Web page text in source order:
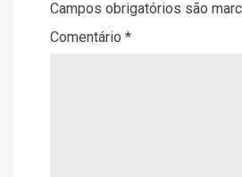
Campos obrigatórios são
Comentário *